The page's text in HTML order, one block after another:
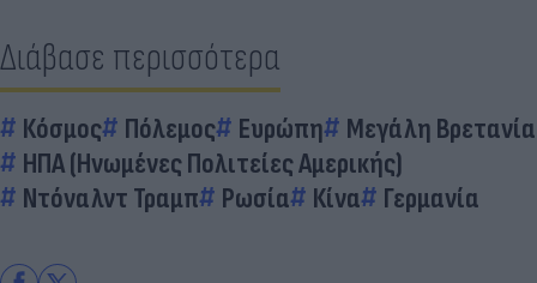
Διάβασε περισσότερα
Κόσμος Πόλεμος Ευρώπη
Μεγάλη Βρετανία
ΗΠΑ (Ηνωμένες Πολιτείες Αμερικής)
Ντόναλντ Τραμπ
Ρωσία Κίνα Γερμανία